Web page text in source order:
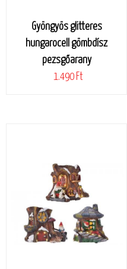
Gyöngyös glitteres
hungarocell gömbdísz
pezsgőarany
1.490 Ft